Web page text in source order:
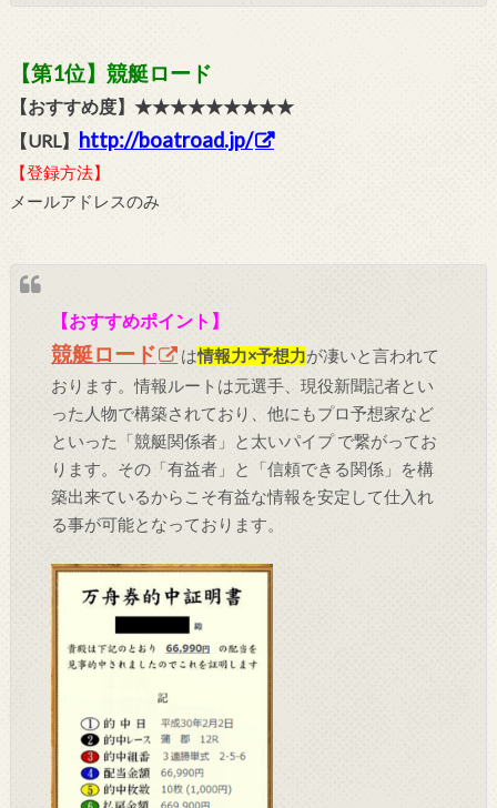
【第1位】競艇ロード
【おすすめ度】★★★★★★★★★
【URL】 http://boatroad.jp/
【登録方法】
メールアドレスのみ
【おすすめポイント】
競艇ロード は情報力×予想力が凄いと言われて
おります。情報ルートは元選手、現役新聞記者とい
った人物で構築されており、他にもプロ予想家など
といった「競艇関係者」と太いパイプ で繋がってお
ります。その「有益者」と「信頼できる関係」を構
築出来ているからこそ有益な情報を安定して仕入れ
る事が可能となっております。